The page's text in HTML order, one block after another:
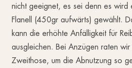
nicht geeignet, es sei denn es wird
Flanell (450gr aufwärts) gewählt.
kann die erhöhte Anfälligkeit für
ausgleichen. Bei Anzügen raten
Zweithose, um die Abnutzung so